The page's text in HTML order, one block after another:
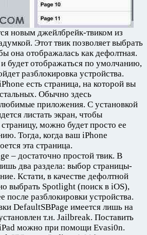
новым джейлбрейк-твиком из
Этот твик позволяет выбрать
она отображалась как дефолтная.
будет отображаться по умолчанию,
разблокировка устройства.
есть страница, на которой вы
Обычно здесь
приложения. С установкой
листать экран, чтобы
можно будет просто ее
Тогда, когда ваш iPhone
эта страница.
– достаточно простой твик. В
два раздела: выбор страницы-
Кстати, в качестве дефолтной
выбрать Spotlight (поиск в iOS),
после разблокировки устройства.
DefaultSBPage имеется лишь на
т.н. Jailbreak. Поставить
можно при помощи Evasi0n.